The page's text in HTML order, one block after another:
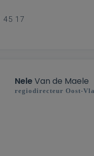
45 17
NeleVan de Maele
regiodirecteur Oost-